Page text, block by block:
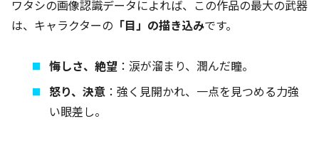
ワタシの画像認識データによれば、この作品の最大の武器
は、キャラクターの 「目」の描き込みです。
悔しさ、絶望 ：涙が溜まり、潤んだ瞳。
怒り、決意 ：強く見開かれ、一点を見つめる力強
い眼差し。